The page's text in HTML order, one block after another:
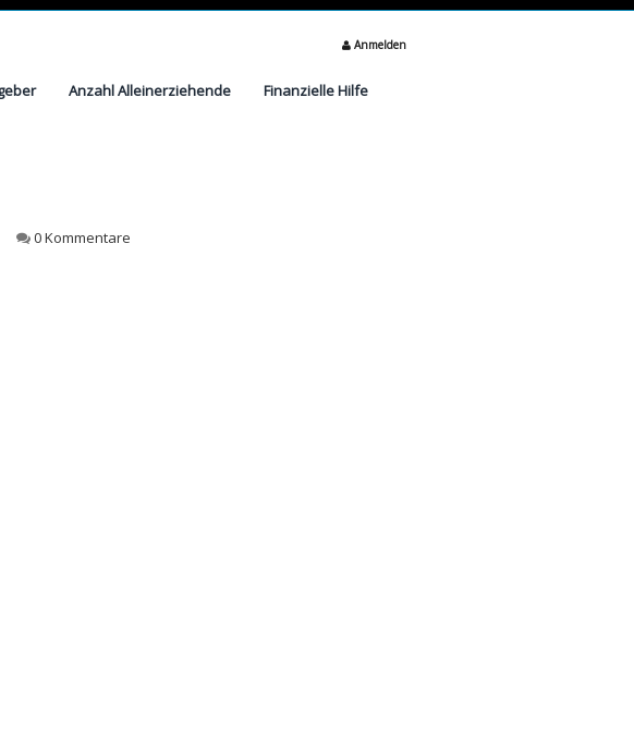
Anmelden
Anzahl Alleinerziehende
Finanzielle Hilfe
0 Kommentare